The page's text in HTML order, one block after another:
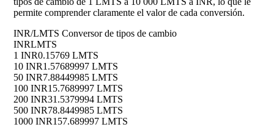
permite comprender claramente el valor de cada conversión.
INR/LMTS Conversor de tipos de cambio
INRLMTS
1 INR0.15769 LMTS
10 INR1.57689997 LMTS
50 INR7.88449985 LMTS
100 INR15.7689997 LMTS
200 INR31.5379994 LMTS
500 INR78.8449985 LMTS
1000 INR157.689997 LMTS